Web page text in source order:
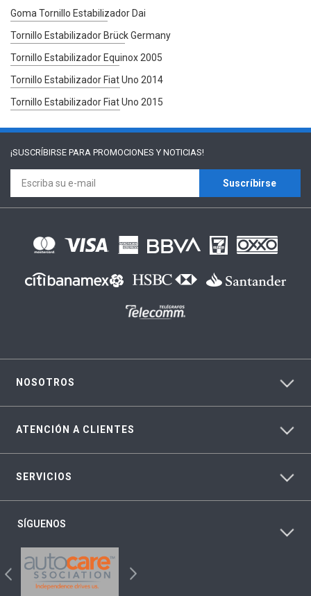
Goma Tornillo Estabilizador Dai
Tornillo Estabilizador Brück Germany
Tornillo Estabilizador Equinox 2005
Tornillo Estabilizador Fiat Uno 2014
Tornillo Estabilizador Fiat Uno 2015
¡SUSCRÍBIRSE PARA PROMOCIONES Y NOTICIAS!
Suscríbirse
NOSOTROS
ATENCIÓN A CLIENTES
SERVICIOS
SÍGUENOS